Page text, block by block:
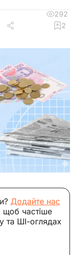
292
2
Додайте нас
щоб частіше
та ШІ-оглядах